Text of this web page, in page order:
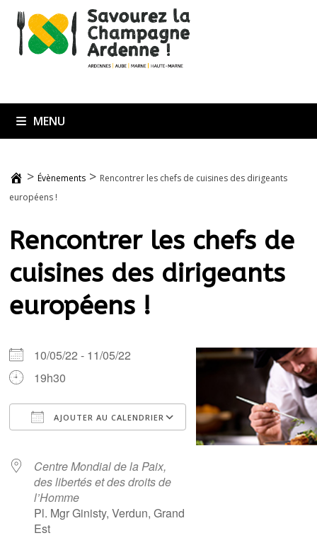
Passer
contenu
MENU
>Évènements > Rencontrer les chefs de cuisines des dirigeants
européens !
Rencontrer les chefs de
cuisines des dirigeants
européens !
10/05/22 - 11/05/22
19h30
AJOUTER AU CALENDRIER
Outlook Live
Centre Mondial de la Paix,
des libertés et des droits de
l’Homme
Pl. Mgr Ginisty, Verdun, Grand
Est